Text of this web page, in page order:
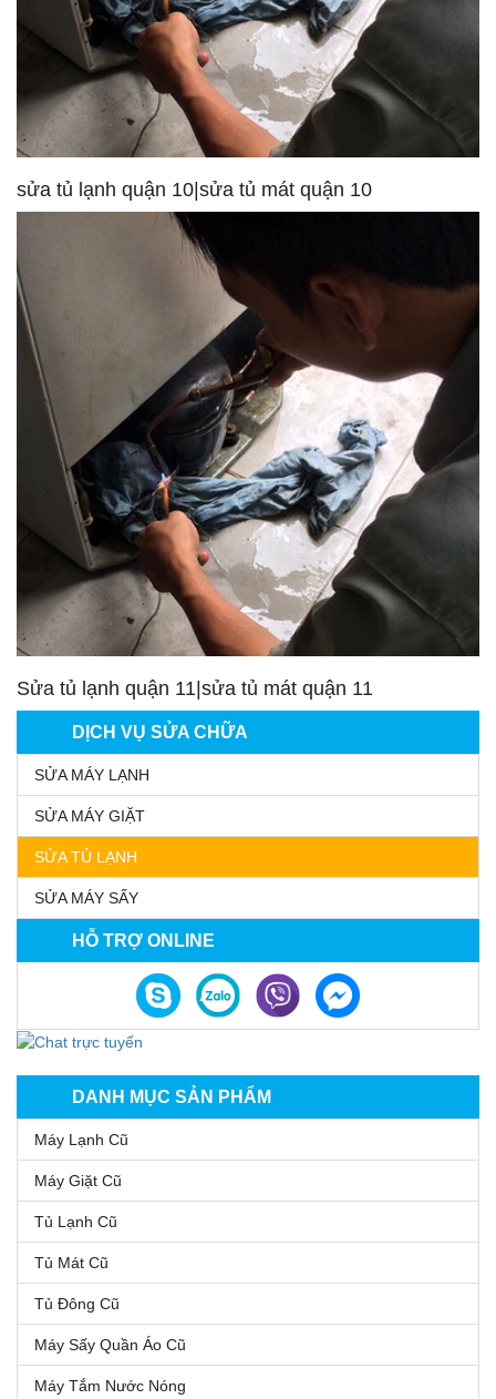
DỊCH VỤ SỬA CHỮA
SỬA MÁY LẠNH
SỬA MÁY GIẶT
SỬA TỦ LẠNH
SỬA MÁY SẤY
HỖ TRỢ ONLINE
DANH MỤC SẢN PHẨM
Máy Lạnh Cũ
Máy Giặt Cũ
Tủ Lạnh Cũ
Tủ Mát Cũ
Tủ Đông Cũ
Máy Sấy Quần Áo Cũ
Máy Tắm Nước Nóng
sửa tủ lạnh quận 10|sửa tủ mát quận 10
Sửa tủ lạnh quận 11|sửa tủ mát quận 11